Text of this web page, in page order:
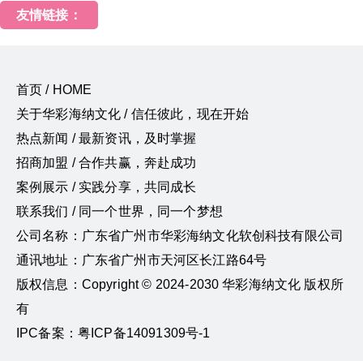
友情链接：
首页 / HOME
关于华彩海纳文化 / 信任彼此，现在开始
热点新闻 / 最新资讯，及时掌握
招商加盟 / 合作共赢，奔赴成功
案例展示 / 实践分享，共同成长
联系我们 / 同一个世界，同一个梦想
公司名称：广东省广州市华彩海纳文化软创科技有限公司
通讯地址：广东省广州市天河区长江路64号
版权信息：Copyright © 2024-2030 华彩海纳文化 版权所
有
IPC备案：粤ICP备14091309号-1